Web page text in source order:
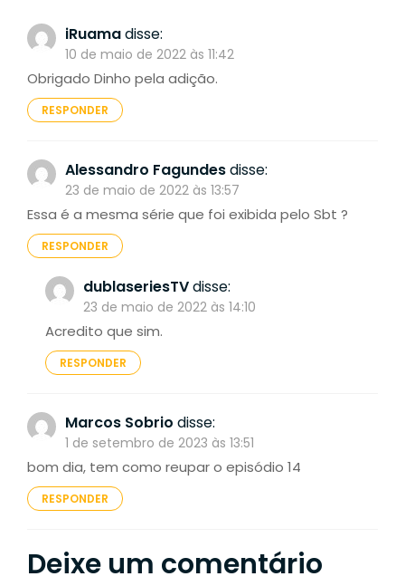
iRuamadisse:
10 de maio de 2022 às 11:42
Obrigado Dinho pela adição.
RESPONDER
Alessandro Fagundesdisse:
23 de maio de 2022 às 13:57
Essa é a mesma série que foi exibida pelo Sbt ?
RESPONDER
dublaseriesTVdisse:
23 de maio de 2022 às 14:10
Acredito que sim.
RESPONDER
Marcos Sobrio disse:
1 de setembro de 2023 às 13:51
bom dia, tem como reupar o episódio 14
RESPONDER
Deixe um comentário